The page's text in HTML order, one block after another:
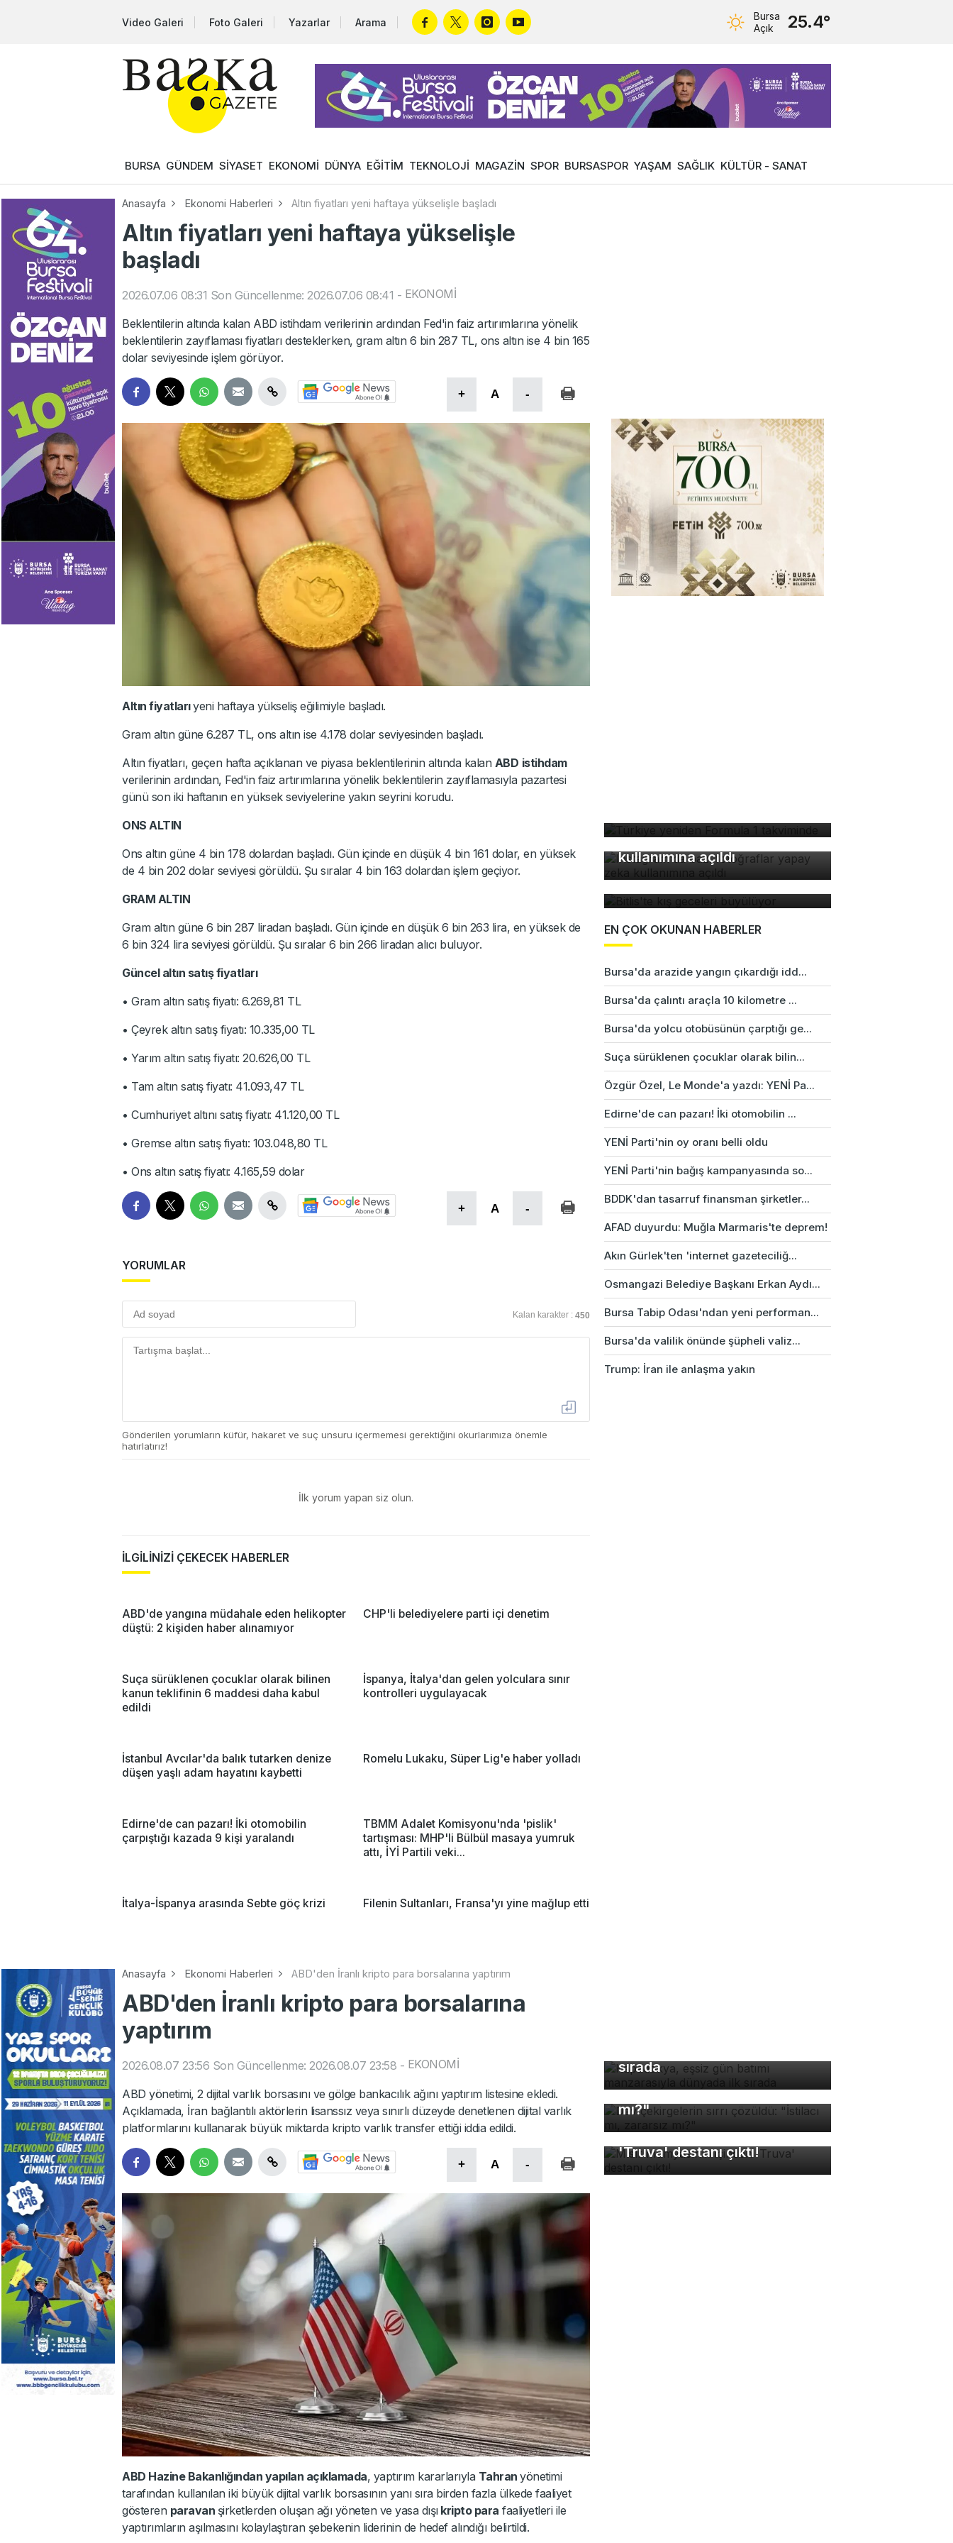
Video Galeri Foto Galeri Yazarlar Arama
Bursa
Açık
25.4°
BURSA GÜNDEM SİYASET EKONOMİ DÜNYA EĞİTİM TEKNOLOJİ MAGAZİN SPOR BURSASPOR YAŞAM SAĞLIK KÜLTÜR - SANAT
Anasayfa Ekonomi Haberleri Altın fiyatları yeni haftaya yükselişle başladı
Altın fiyatları yeni haftaya yükselişle
başladı
2026.07.06 08:31 Son Güncellenme: 2026.07.06 08:41 - EKONOMİ
Beklentilerin altında kalan ABD istihdam verilerinin ardından Fed'in faiz artırımlarına yönelik
beklentilerin zayıflaması fiyatları desteklerken, gram altın 6 bin 287 TL, ons altın ise 4 bin 165
dolar seviyesinde işlem görüyor.
+ A -
Altın fiyatlarıyeni haftaya yükseliş eğilimiyle başladı.
Gram altın güne 6.287 TL, ons altın ise 4.178 dolar seviyesinden başladı.
Altın fiyatları, geçen hafta açıklanan ve piyasa beklentilerinin altında kalan ABD istihdam
verilerinin ardından, Fed'in faiz artırımlarına yönelik beklentilerin zayıflamasıyla pazartesi
günü son iki haftanın en yüksek seviyelerine yakın seyrini korudu.
ONS ALTIN
Ons altın güne 4 bin 178 dolardan başladı. Gün içinde en düşük 4 bin 161 dolar, en yüksek
de 4 bin 202 dolar seviyesi görüldü. Şu sıralar 4 bin 163 dolardan işlem geçiyor.
GRAM ALTIN
Gram altın güne 6 bin 287 liradan başladı. Gün içinde en düşük 6 bin 263 lira, en yüksek de
6 bin 324 lira seviyesi görüldü. Şu sıralar 6 bin 266 liradan alıcı buluyor.
Güncel altın satış fiyatları
• Gram altın satış fiyatı: 6.269,81 TL
• Çeyrek altın satış fiyatı: 10.335,00 TL
• Yarım altın satış fiyatı: 20.626,00 TL
• Tam altın satış fiyatı: 41.093,47 TL
• Cumhuriyet altını satış fiyatı: 41.120,00 TL
• Gremse altın satış fiyatı: 103.048,80 TL
• Ons altın satış fiyatı: 4.165,59 dolar
+ A -
YORUMLAR
Kalan karakter : 450
Gönderilen yorumların küfür, hakaret ve suç unsuru içermemesi gerektiğini okurlarımıza önemle
hatırlatırız!
İlk yorum yapan siz olun.
İLGİLİNİZİ ÇEKECEK HABERLER
ABD'de yangına müdahale eden helikopter
düştü: 2 kişiden haber alınamıyor
CHP'li belediyelere parti içi denetim
Suça sürüklenen çocuklar olarak bilinen
kanun teklifinin 6 maddesi daha kabul
edildi
İspanya, İtalya'dan gelen yolculara sınır
kontrolleri uygulayacak
İstanbul Avcılar'da balık tutarken denize
düşen yaşlı adam hayatını kaybetti
Romelu Lukaku, Süper Lig'e haber yolladı
Edirne'de can pazarı! İki otomobilin
çarpıştığı kazada 9 kişi yaralandı
TBMM Adalet Komisyonu'nda 'pislik'
tartışması: MHP'li Bülbül masaya yumruk
attı, İYİ Partili veki...
İtalya-İspanya arasında Sebte göç krizi Filenin Sultanları, Fransa'yı yine mağlup etti
Instagram'da bazı
fotoğraflar yapay zeka
kullanımına açıldı
Bitlis'te kış geceleri
büyülüyor
EN ÇOK OKUNAN HABERLER
Bursa'da arazide yangın çıkardığı idd...
Bursa'da çalıntı araçla 10 kilometre ...
Bursa'da yolcu otobüsünün çarptığı ge...
Suça sürüklenen çocuklar olarak bilin...
Özgür Özel, Le Monde'a yazdı: YENİ Pa...
Edirne'de can pazarı! İki otomobilin ...
YENİ Parti'nin oy oranı belli oldu
YENİ Parti'nin bağış kampanyasında so...
BDDK'dan tasarruf finansman şirketler...
AFAD duyurdu: Muğla Marmaris'te deprem!
Akın Gürlek'ten 'internet gazeteciliğ...
Osmangazi Belediye Başkanı Erkan Aydı...
Bursa Tabip Odası'ndan yeni performan...
Bursa'da valilik önünde şüpheli valiz...
Trump: İran ile anlaşma yakın
Anasayfa Ekonomi Haberleri ABD'den İranlı kripto para borsalarına yaptırım
ABD'den İranlı kripto para borsalarına
yaptırım
2026.08.07 23:56 Son Güncellenme: 2026.08.07 23:58 - EKONOMİ
ABD yönetimi, 2 dijital varlık borsasını ve gölge bankacılık ağını yaptırım listesine ekledi.
Açıklamada, İran bağlantılı aktörlerin lisanssız veya sınırlı düzeyde denetlenen dijital varlık
platformlarını kullanarak büyük miktarda kripto varlık transfer ettiği iddia edildi.
+ A -
ABD Hazine Bakanlığından yapılan açıklamada, yaptırım kararlarıyla Tahran yönetimi
tarafından kullanılan iki büyük dijital varlık borsasının yanı sıra birden fazla ülkede faaliyet
gösteren paravan şirketlerden oluşan ağı yöneten ve yasa dışıkripto para faaliyetleri ile
yaptırımların aşılmasını kolaylaştıran şebekenin liderinin de hedef alındığı belirtildi.
sırada
Dev çekirgelerin sırrı
çözüldü: "İstilacı mı, zararsız
mı?"
Mısır mumyasının içinden
'Truva' destanı çıktı!